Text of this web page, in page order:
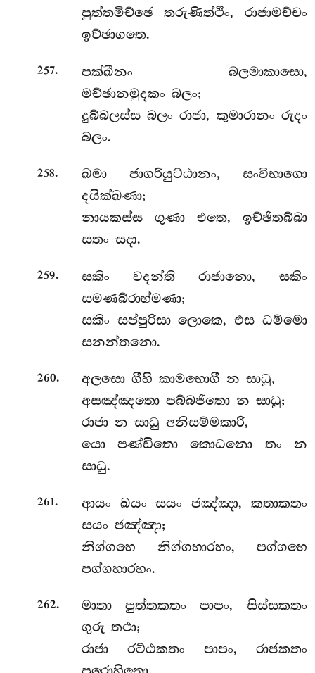
පුත්තමිච්ඡෙ තරුණිත්ථිං, රාජාමච්චං
ඉච්ඡාගතෙ.
257.
පක්ඛීනං බලමාකාසො,
මච්ඡානමුදකං බලං;
දුබ්බලස්ස බලං රාජා, කුමාරානං රුදං
බලං.
258. ඛමා ජාගරියුට්ඨානං, සංවිභාගො
දයික්ඛණා;
නායකස්ස ගුණා එතෙ, ඉච්ඡිතබ්බා
සතං සදා.
259.
සකිං වදන්ති රාජානො, සකිං
සමණබ්රාහ්මණා;
සකිං සප්පුරිසා ලොකෙ, එස ධම්මො
සනන්තනො.
260.
අලසො ගීහි කාමභොගී න සාධු,
අසඤ්ඤතො පබ්බජිතො න සාධු;
රාජා න සාධු අනිසම්මකාරී,
යො පණ්ඩිතො කොධනො තං න
සාධු.
261.
ආයං ඛයං සයං ජඤ්ඤා, කතාකතං
සයං ජඤ්ඤා;
නිග්ගහෙ නිග්ගහාරහං, පග්ගහෙ
පග්ගහාරහං.
262. මාතාපුත්තකතං පාපං, සිස්සකතං
ගුරු තථා;
රාජා රට්ඨකතං පාපං, රාජකතං